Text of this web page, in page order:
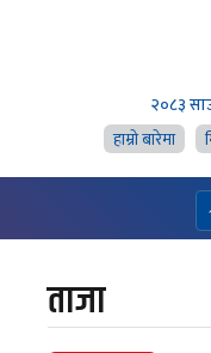
२०८३
हाम्राे बारेमा
ताजा